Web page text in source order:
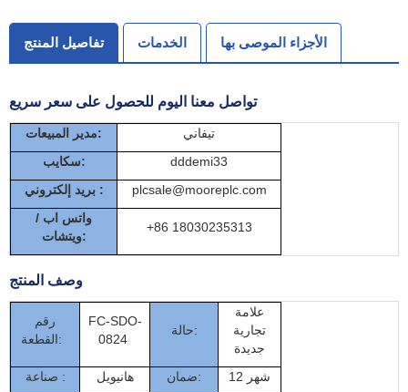
تفاصيل المنتج الخدمات الأجزاء الموصى بها
تواصل معنا اليوم للحصول على سعر سريع
مدير المبيعات:
تيفاني
سكايب:
dddemi33
بريد إلكتروني :
plcsale@mooreplc.com
واتس اب /
ويتشات:
+86 18030235313
وصف المنتج
رقم
القطعة:
FC-SDO-
0824
حالة:
علامة
تجارية
جديدة
صناعة :
هانيويل ضمان: 12 شهر